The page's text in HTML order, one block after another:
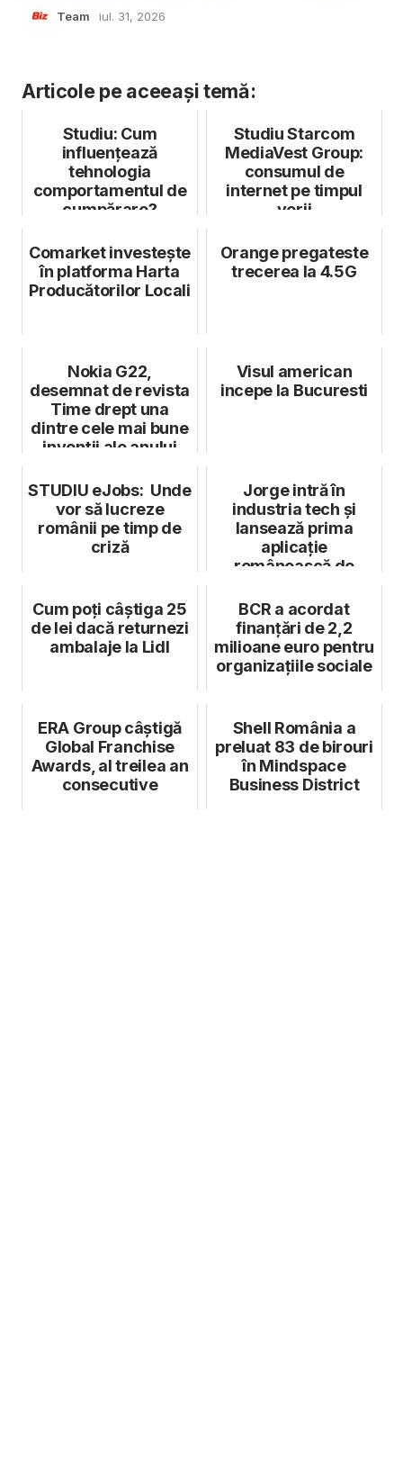
Team iul. 31, 2026
Articole pe aceeași temă:
Studiu: Cum
influențează
tehnologia
comportamentul de
cumpărare?
Studiu Starcom
MediaVest Group:
consumul de
internet pe timpul
verii
Comarket investește
în platforma Harta
Producătorilor Locali
Orange pregateste
trecerea la 4.5G
Nokia G22,
desemnat de revista
Time drept una
dintre cele mai bune
invenții ale anului
Visul american
incepe la Bucuresti
STUDIU eJobs: Unde
vor să lucreze
românii pe timp de
criză
Jorge intră în
industria tech și
lansează prima
aplicație
românească de
MindTok
Cum poți câștiga 25
de lei dacă returnezi
ambalaje la Lidl
BCR a acordat
finanțări de 2,2
milioane euro pentru
organizațiile sociale
ERA Group câștigă
Global Franchise
Awards, al treilea an
consecutive
Shell România a
preluat 83 de birouri
în Mindspace
Business District